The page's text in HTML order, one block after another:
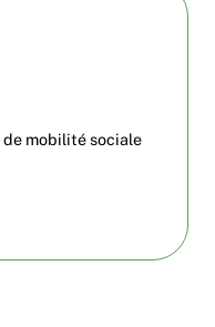
mobilité sociale